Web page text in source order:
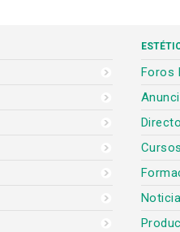
Foros